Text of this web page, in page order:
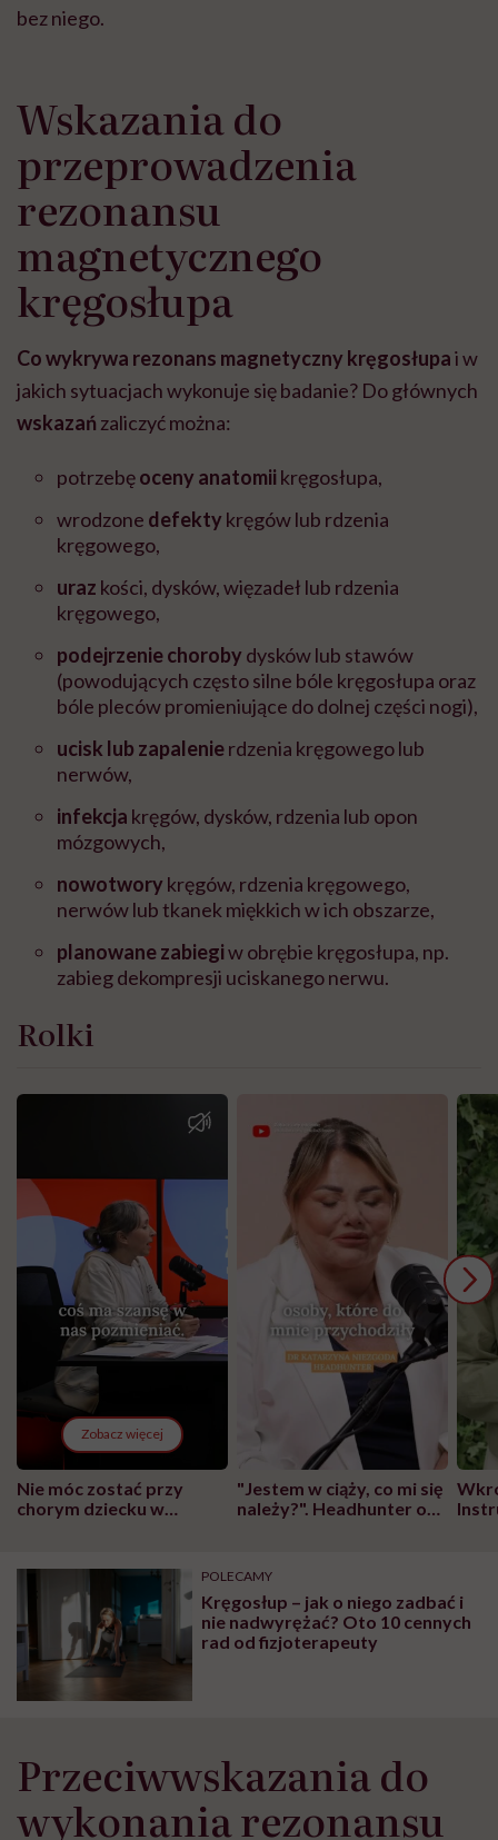
bez niego.
Wskazania do
przeprowadzenia
rezonansu
magnetycznego
kręgosłupa
Co wykrywa rezonans magnetyczny kręgosłupai w
jakich sytuacjach wykonuje się badanie? Do głównych
wskazań zaliczyć można:
potrzebęoceny anatomii kręgosłupa,
wrodzone defekty kręgów lub rdzenia
kręgowego,
uraz kości, dysków, więzadeł lub rdzenia
kręgowego,
podejrzenie choroby dysków lub stawów
(powodujących często silne bóle kręgosłupa oraz
bóle pleców promieniujące do dolnej części nogi),
ucisk lub zapalenierdzenia kręgowego lub
nerwów,
infekcja kręgów, dysków, rdzenia lub opon
mózgowych,
nowotwory kręgów, rdzenia kręgowego,
nerwów lub tkanek miękkich w ich obszarze,
planowane zabiegiw obrębie kręgosłupa, np.
zabieg dekompresji uciskanego nerwu.
Rolki
Zobacz więcej
Nie móc zostać przy
chorym dziecku w
może chyba tylko
głupota i brak
wyobraźni"
"Jestem w ciąży, co mi się
należy?". Headhunter o
pracy
POLECAMY
Kręgosłup – jak o niego zadbać i
nie nadwyrężać? Oto 10 cennych
rad od fizjoterapeuty
Przeciwwskazania do
wykonania rezonansu